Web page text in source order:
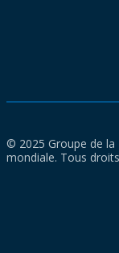
© 2025 Groupe de la
mondiale. Tous